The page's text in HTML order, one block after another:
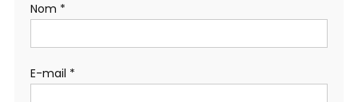
Nom *
E-mail *